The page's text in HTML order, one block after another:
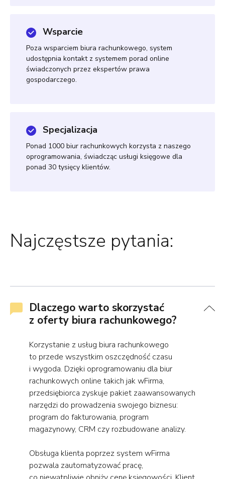
Wsparcie
Poza wsparciem biura rachunkowego, system
udostępnia kontakt z systemem porad online
świadczonych przez ekspertów prawa
gospodarczego.
Specjalizacja
Ponad 1000 biur rachunkowych korzysta z naszego
oprogramowania, świadcząc usługi księgowe dla
ponad 30 tysięcy klientów.
Najczęstsze pytania:
Dlaczego warto skorzystać
z oferty biura rachunkowego?
Korzystanie z usług biura rachunkowego
to przede wszystkim oszczędność czasu
i wygoda. Dzięki oprogramowaniu dla biur
rachunkowych online takich jak wFirma,
przedsiębiorca zyskuje pakiet zaawansowanych
narzędzi do prowadzenia swojego biznesu:
program do fakturowania, program
magazynowy, CRM czy rozbudowane analizy.
Obsługa klienta poprzez system wFirma
pozwala zautomatyzować pracę,